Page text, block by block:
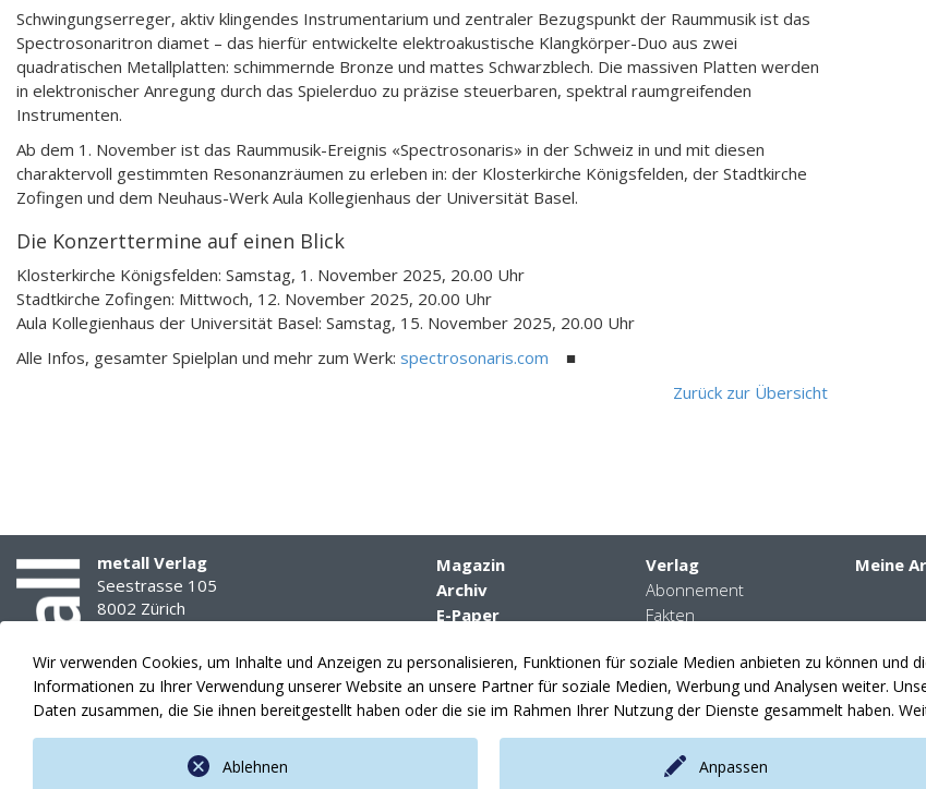
Schwingungserreger, aktiv klingendes Instrumentarium und zentraler Bezugspunkt der Raummusik ist das
Spectrosonaritron diamet – das hierfür entwickelte elektroakustische Klangkörper-Duo aus zwei
quadratischen Metallplatten: schimmernde Bronze und mattes Schwarzblech. Die massiven Platten werden
in elektronischer Anregung durch das Spielerduo zu präzise steuerbaren, spektral raumgreifenden
Instrumenten.
Ab dem 1. November ist das Raummusik-Ereignis «Spectrosonaris» in der Schweiz in und mit diesen
charaktervoll gestimmten Resonanzräumen zu erleben in: der Klosterkirche Königsfelden, der Stadtkirche
Zofingen und dem Neuhaus-Werk Aula Kollegienhaus der Universität Basel.
Die Konzerttermine auf einen Blick
Klosterkirche Königsfelden: Samstag, 1. November 2025, 20.00 Uhr
Stadtkirche Zofingen: Mittwoch, 12. November 2025, 20.00 Uhr
Aula Kollegienhaus der Universität Basel: Samstag, 15. November 2025, 20.00 Uhr
Alle Infos, gesamter Spielplan und mehr zum Werk: spectrosonaris.com ■
Zurück zur Übersicht
metall Verlag
Seestrasse 105
8002 Zürich
info(at)amsuisse.ch
Magazin
Archiv
E-Paper
Themenplanung
Anzeigen
Verlag
Abonnement
Fakten
News
Meine
Wir verwenden Cookies, um Inhalte und Anzeigen zu personalisieren, Funktionen für soziale Medien anbieten zu können und
Informationen zu Ihrer Verwendung unserer Website an unsere Partner für soziale Medien, Werbung und Analysen weiter.
Daten zusammen, die Sie ihnen bereitgestellt haben oder die sie im Rahmen Ihrer Nutzung der Dienste gesammelt haben.
Anpassen
Ablehnen